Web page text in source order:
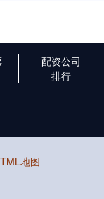
配资公司
排行
地图